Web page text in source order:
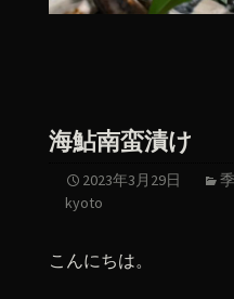
海鮎南蛮漬け
2023年3月29日
kyoto
こんにちは。